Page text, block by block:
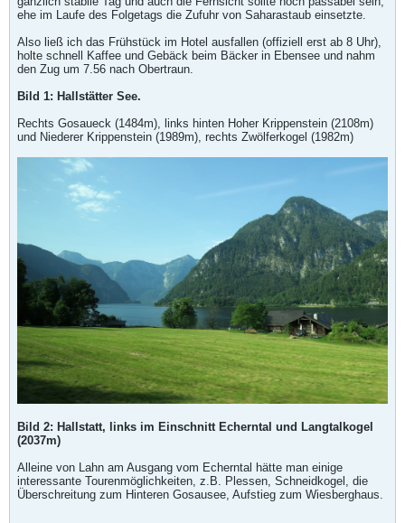
ehe im Laufe des Folgetags die Zufuhr von Saharastaub einsetzte.
Also ließ ich das Frühstück im Hotel ausfallen (offiziell erst ab 8 Uhr),
holte schnell Kaffee und Gebäck beim Bäcker in Ebensee und nahm
den Zug um 7.56 nach Obertraun.
Bild 1: Hallstätter See.
Rechts Gosaueck (1484m), links hinten Hoher Krippenstein (2108m)
und Niederer Krippenstein (1989m), rechts Zwölferkogel (1982m)
Bild 2: Hallstatt, links im Einschnitt Echerntal und Langtalkogel
(2037m)
Alleine von Lahn am Ausgang vom Echerntal hätte man einige
interessante Tourenmöglichkeiten, z.B. Plessen, Schneidkogel, die
Überschreitung zum Hinteren Gosausee, Aufstieg zum Wiesberghaus.